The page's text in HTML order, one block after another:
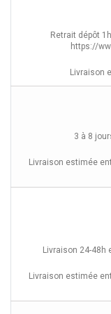
Retrait dépôt
https://
Livraison
3 à 8
Livraison estimée
Livraison 24-48h
Livraison estimée